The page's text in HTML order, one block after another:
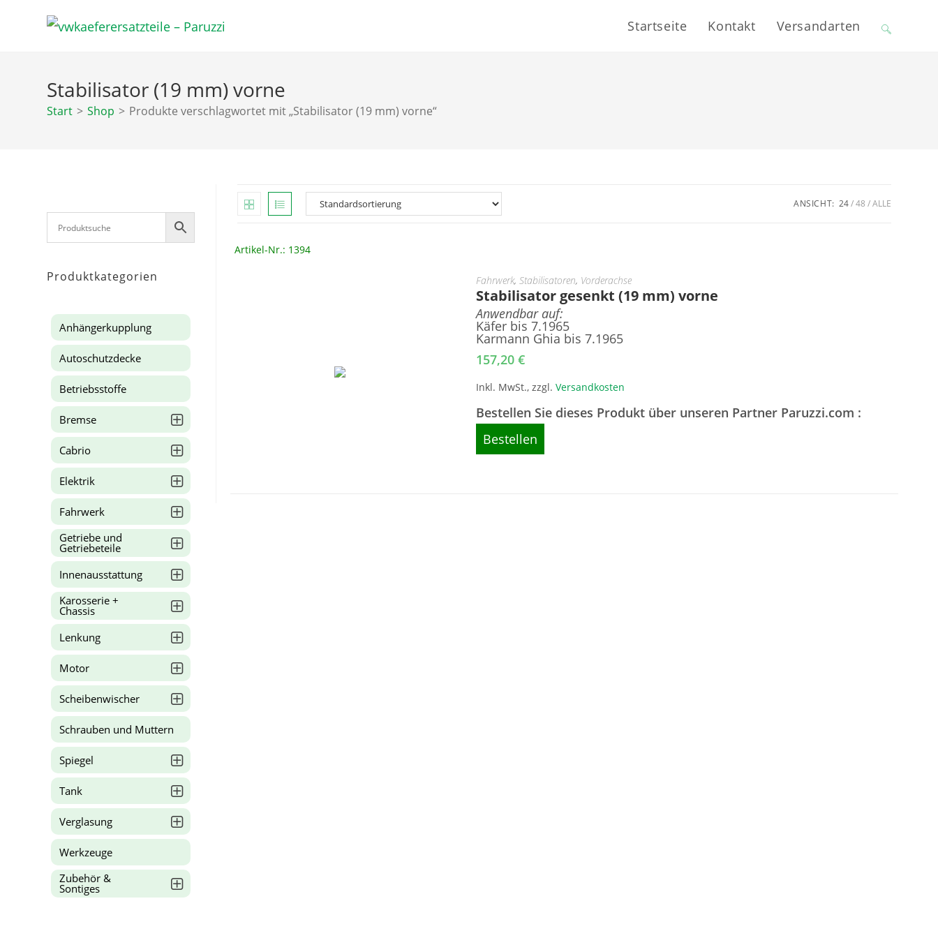
Startseite Kontakt Versandarten Website-
Stabilisator (19 mm) vorne
Start > Shop > Produkte verschlagwortet mit „Stabilisator (19 mm) vorne“
ANSICHT: 24 48 ALLE
Artikel-Nr.: 1394
Fahrwerk, Stabilisatoren, Vorderachse
Stabilisator gesenkt (19 mm) vorne
Anwendbar auf:
Käfer bis 7.1965
Karmann Ghia bis 7.1965
157,20 €
Inkl. MwSt., zzgl. Versandkosten
Bestellen Sie dieses Produkt über unseren Partner Paruzzi.com :
Bestellen
Produktkategorien
Anhängerkupplung
Autoschutzdecke
Betriebsstoffe
Bremse
Cabrio
Elektrik
Fahrwerk
Getriebe und
Getriebeteile
Innenausstattung
Karosserie +
Chassis
Lenkung
Motor
Scheibenwischer
Schrauben und Muttern
Spiegel
Tank
Verglasung
Werkzeuge
Zubehör &
Sontiges